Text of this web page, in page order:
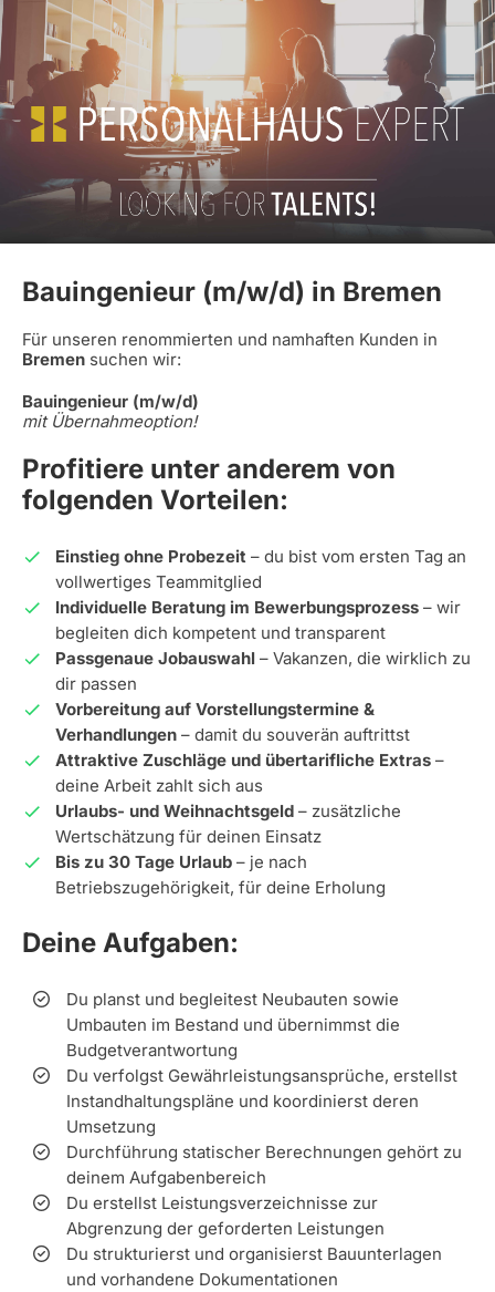
Bauingenieur (m/w/d) in Bremen
Für unseren renommierten und namhaften Kunden in
Bremen suchen wir:
Bauingenieur (m/w/d)
mit Übernahmeoption!
Profitiere unter anderem von
folgenden Vorteilen:
Einstieg ohne Probezeit – du bist vom ersten Tag an
vollwertiges Teammitglied
Individuelle Beratung im Bewerbungsprozess – wir
begleiten dich kompetent und transparent
Passgenaue Jobauswahl – Vakanzen, die wirklich zu
dir passen
Vorbereitung auf Vorstellungstermine &
Verhandlungen – damit du souverän auftrittst
Attraktive Zuschläge und übertarifliche Extras –
deine Arbeit zahlt sich aus
Urlaubs- und Weihnachtsgeld – zusätzliche
Wertschätzung für deinen Einsatz
Bis zu 30 Tage Urlaub – je nach
Betriebszugehörigkeit, für deine Erholung
Deine Aufgaben:
Du planst und begleitest Neubauten sowie
Umbauten im Bestand und übernimmst die
Budgetverantwortung
Du verfolgst Gewährleistungsansprüche, erstellst
Instandhaltungspläne und koordinierst deren
Umsetzung
Durchführung statischer Berechnungen gehört zu
deinem Aufgabenbereich
Du erstellst Leistungsverzeichnisse zur
Abgrenzung der geforderten Leistungen
Du strukturierst und organisierst Bauunterlagen
und vorhandene Dokumentationen